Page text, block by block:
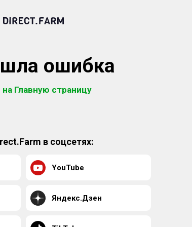
ошибка
Главную страницу
в соцсетях:
YouTube
Яндекс.Дзен